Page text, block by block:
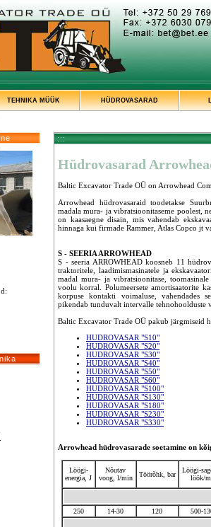
TEHNIKA MÜÜK HÜDROVASARAD
:::
Hüdrovasarad
Baltic Excavator Trade OÜ on Arrowhead
Arrowhead hüdrovasaraid toodetakse
madala mura- ja vibratsioonitaseme poolest,
on kaasaegne disain, mis vahendab
hinnaga kui firmade Rammer, Atlas Copco jt
S - SEERIA ARROWHEAD
S - seeria ARROWHEAD koosneb 11
traktoritele, laadimismasinatele ja
madal mura- ja vibratsioonitase,
voolu korral. Polumeersete amortisaatorite
korpuse kontakti voimaluse, vahendades
pikendab tunduvalt intervalle tehnohoolduste
Baltic Excavator Trade OÜ pakub järgmiseid
HUDROVASAR "S10"
HUDROVASAR "S20"
HUDROVASAR "S30"
HUDROVASAR "S40"
HUDROVASAR "S50"
HUDROVASAR "S60"
HUDROVASAR "S100"
HUDROVASAR "S130"
HUDROVASAR "S180"
HUDROVASAR "S230"
HUDROVASAR "S330"
Arrowhead hüdrovasarade soetamine on
Löögi-
energia, J
Nõutav
voog, l/min
Töörõhk, bar
Löögi-
löök/
250 14-30 120 500-